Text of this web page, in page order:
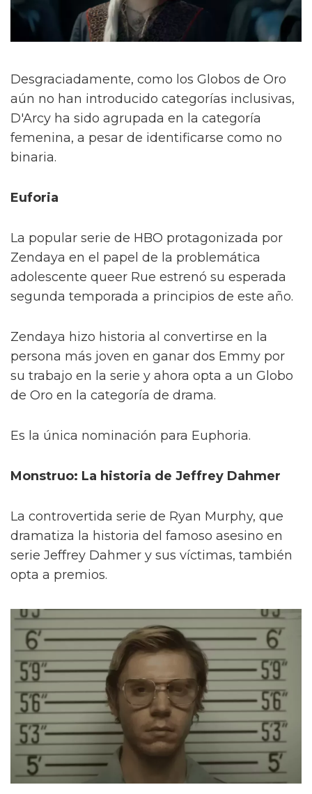
Desgraciadamente, como los Globos de Oro
aún no han introducido categorías inclusivas,
D'Arcy ha sido agrupada en la categoría
femenina, a pesar de identificarse como no
binaria.
Euforia
La popular serie de HBO protagonizada por
Zendaya en el papel de la problemática
adolescente queer Rue estrenó su esperada
segunda temporada a principios de este año.
Zendaya hizo historia al convertirse en la
persona más joven en ganar dos Emmy por
su trabajo en la serie y ahora opta a un Globo
de Oro en la categoría de drama.
Es la única nominación para Euphoria.
Monstruo: La historia de Jeffrey Dahmer
La controvertida serie de Ryan Murphy, que
dramatiza la historia del famoso asesino en
serie Jeffrey Dahmer y sus víctimas, también
opta a premios.